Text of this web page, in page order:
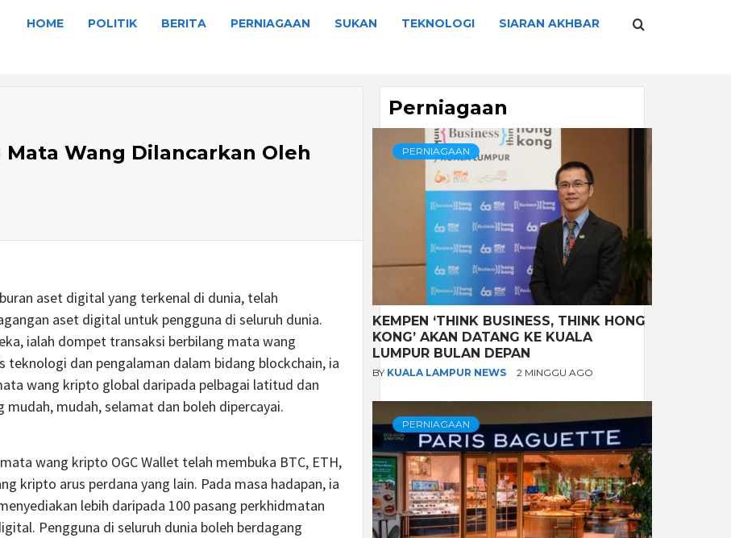
HOME POLITIK BERITA PERNIAGAAN SUKAN TEKNOLOGI SIARAN AKHBAR
Wang Dilancarkan Oleh
aset digital yang terkenal di dunia, telah
aset digital untuk pengguna di seluruh dunia.
ialah dompet transaksi berbilang mata wang
teknologi dan pengalaman dalam bidang blockchain, ia
wang kripto global daripada pelbagai latitud dan
mudah, selamat dan boleh dipercayai.
wang kripto OGC Wallet telah membuka BTC, ETH,
kripto arus perdana yang lain. Pada masa hadapan, ia
lebih daripada 100 pasang perkhidmatan
Pengguna di seluruh dunia boleh berdagang
Perniagaan
PERNIAGAAN
KEMPEN ‘THINK BUSINESS, THINK HONG
KONG’ AKAN DATANG KE KUALA
LUMPUR BULAN DEPAN
BY KUALA LAMPUR NEWS 2 MINGGU AGO
PERNIAGAAN